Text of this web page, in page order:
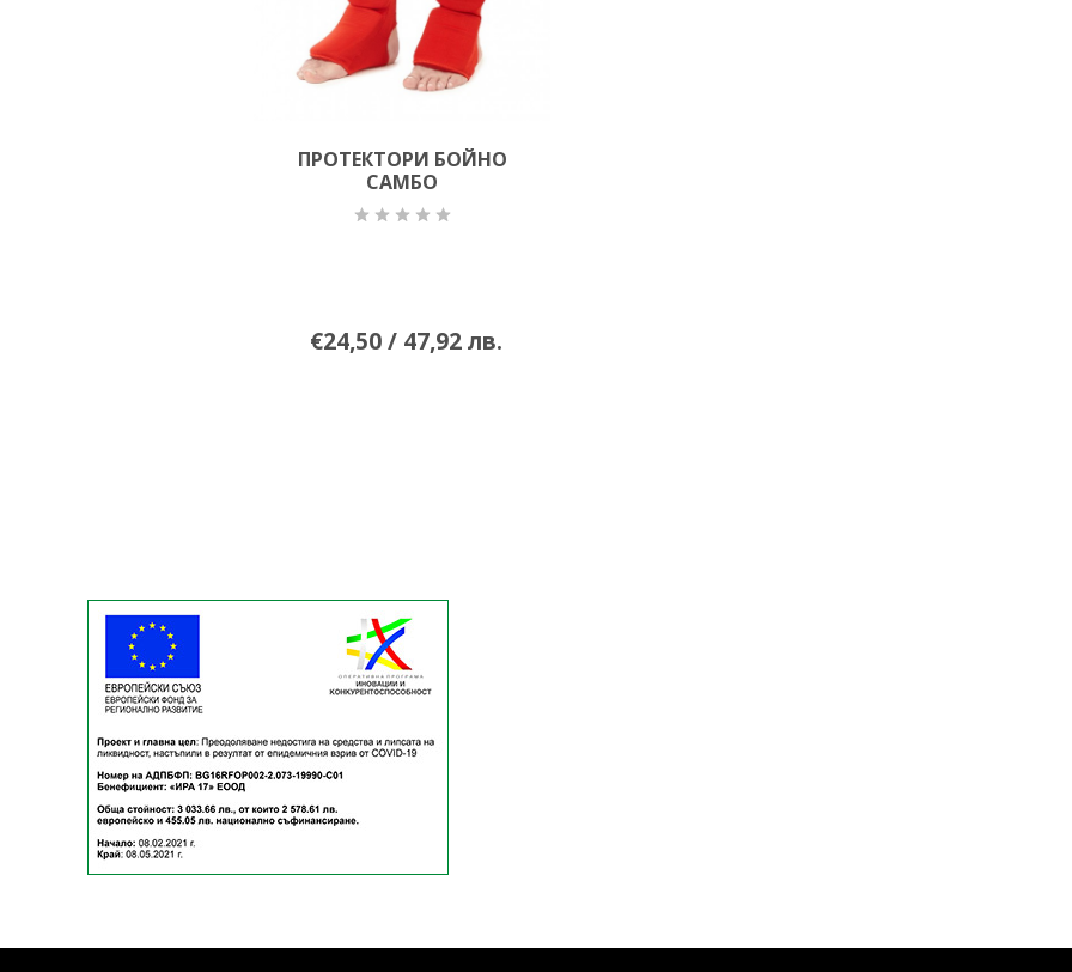
ПРОТЕКТОРИ БОЙНО
САМБО
€24,50 / 47,92 лв.